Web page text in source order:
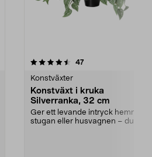
47recensioner
Konstväxter
Konstväxt i kruka
Silverranka, 32 cm
Ger ett levande intryck hemma, i
stugan eller husvagnen – du
5.0 av 5 stjärnor